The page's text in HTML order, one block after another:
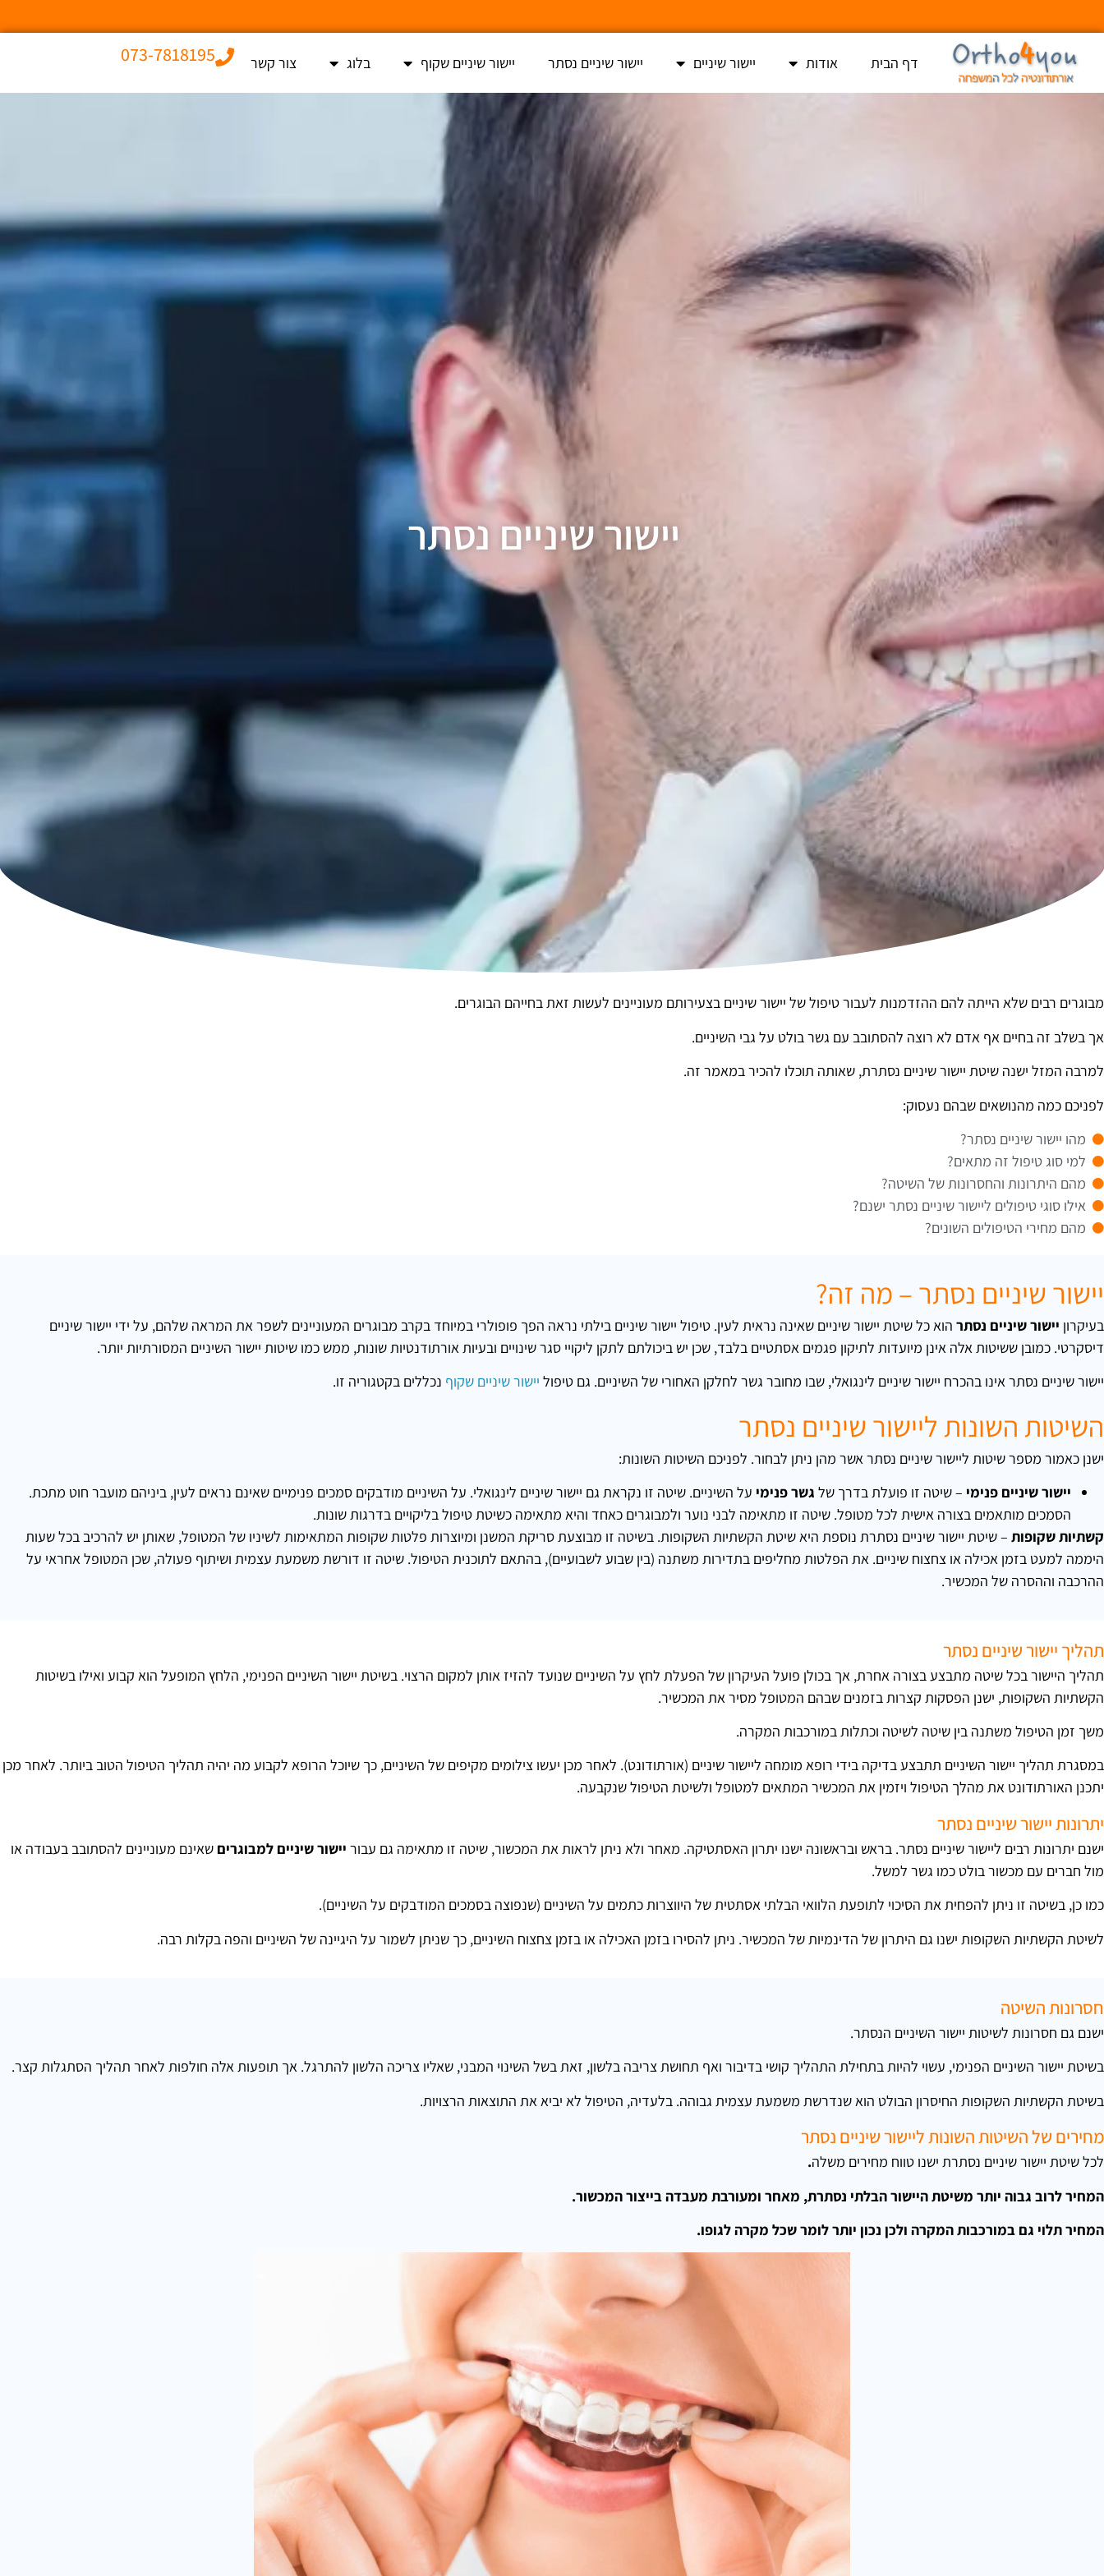
דף הבית אודות יישור שיניים יישור שיניים נסתר יישור שיניים שקוף בלוג צור קשר 073-7818195
יישור שיניים נסתר
מבוגרים רבים שלא הייתה להם ההזדמנות לעבור טיפול של יישור שיניים בצעירותם מעוניינים לעשות זאת בחייהם הבוגרים.
אך בשלב זה בחיים אף אדם לא רוצה להסתובב עם גשר בולט על גבי השיניים.
למרבה המזל ישנה שיטת יישור שיניים נסתרת, שאותה תוכלו להכיר במאמר זה.
לפניכם כמה מהנושאים שבהם נעסוק:
מהו יישור שיניים נסתר?
למי סוג טיפול זה מתאים?
מהם היתרונות והחסרונות של השיטה?
אילו סוגי טיפולים ליישור שיניים נסתר ישנם?
מהם מחירי הטיפולים השונים?
יישור שיניים נסתר – מה זה?
בעיקרון יישור שיניים נסתר הוא כל שיטת יישור שיניים שאינה נראית לעין. טיפול יישור שיניים בילתי נראה הפך פופולרי במיוחד בקרב מבוגרים המעוניינים לשפר את המראה שלהם, על ידי יישור שיניים
דיסקרטי. כמובן ששיטות אלה אינן מיועדות לתיקון פגמים אסתטיים בלבד, שכן יש ביכולתם לתקן ליקויי סגר שינויים ובעיות אורתודנטיות שונות, ממש כמו שיטות יישור השיניים המסורתיות יותר.
יישור שיניים נסתר אינו בהכרח יישור שיניים לינגואלי, שבו מחובר גשר לחלקן האחורי של השיניים. גם טיפול יישור שיניים שקוף נכללים בקטגוריה זו.
השיטות השונות ליישור שיניים נסתר
ישנן כאמור מספר שיטות ליישור שיניים נסתר אשר מהן ניתן לבחור. לפניכם השיטות השונות:
יישור שיניים פנימי – שיטה זו פועלת בדרך של גשר פנימי על השיניים. שיטה זו נקראת גם יישור שיניים לינגואלי. על השיניים מודבקים סמכים פנימיים שאינם נראים לעין, ביניהם מועבר חוט מתכת.
הסמכים מותאמים בצורה אישית לכל מטופל. שיטה זו מתאימה לבני נוער ולמבוגרים כאחד והיא מתאימה כשיטת טיפול בליקויים בדרגות שונות.
קשתיות שקופות – שיטת יישור שיניים נסתרת נוספת היא שיטת הקשתיות השקופות. בשיטה זו מבוצעת סריקת המשנן ומיוצרות פלטות שקופות המתאימות לשיניו של המטופל, שאותן יש להרכיב בכל שעות
היממה למעט בזמן אכילה או צחצוח שיניים. את הפלטות מחליפים בתדירות משתנה (בין שבוע לשבועיים), בהתאם לתוכנית הטיפול. שיטה זו דורשת משמעת עצמית ושיתוף פעולה, שכן המטופל אחראי על
ההרכבה וההסרה של המכשיר.
תהליך יישור שיניים נסתר
תהליך היישור בכל שיטה מתבצע בצורה אחרת, אך בכולן פועל העיקרון של הפעלת לחץ על השיניים שנועד להזיז אותן למקום הרצוי. בשיטת יישור השיניים הפנימי, הלחץ המופעל הוא קבוע ואילו בשיטות
הקשתיות השקופות, ישנן הפסקות קצרות בזמנים שבהם המטופל מסיר את המכשיר.
משך זמן הטיפול משתנה בין שיטה לשיטה וכתלות במורכבות המקרה.
במסגרת תהליך יישור השיניים תתבצע בדיקה בידי רופא מומחה ליישור שיניים (אורתודונט). לאחר מכן יעשו צילומים מקיפים של השיניים, כך שיוכל הרופא לקבוע מה יהיה תהליך הטיפול הטוב ביותר. לאחר מכן
יתכנן האורתודונט את מהלך הטיפול ויזמין את המכשיר המתאים למטופל ולשיטת הטיפול שנקבעה.
יתרונות יישור שיניים נסתר
ישנם יתרונות רבים ליישור שיניים נסתר. בראש ובראשונה ישנו יתרון האסתטיקה. מאחר ולא ניתן לראות את המכשור, שיטה זו מתאימה גם עבור יישור שיניים למבוגרים שאינם מעוניינים להסתובב בעבודה או
מול חברים עם מכשור בולט כמו גשר למשל.
כמו כן, בשיטה זו ניתן להפחית את הסיכוי לתופעת הלוואי הבלתי אסתטית של היווצרות כתמים על השיניים (שנפוצה בסמכים המודבקים על השיניים).
לשיטת הקשתיות השקופות ישנו גם היתרון של הדינמיות של המכשיר. ניתן להסירו בזמן האכילה או בזמן צחצוח השיניים, כך שניתן לשמור על היגיינה של השיניים והפה בקלות רבה.
חסרונות השיטה
ישנם גם חסרונות לשיטות יישור השיניים הנסתר.
בשיטת יישור השיניים הפנימי, עשוי להיות בתחילת התהליך קושי בדיבור ואף תחושת צריבה בלשון, זאת בשל השינוי המבני, שאליו צריכה הלשון להתרגל. אך תופעות אלה חולפות לאחר תהליך הסתגלות קצר.
בשיטת הקשתיות השקופות החיסרון הבולט הוא שנדרשת משמעת עצמית גבוהה. בלעדיה, הטיפול לא יביא את התוצאות הרצויות.
מחירים של השיטות השונות ליישור שיניים נסתר
לכל שיטת יישור שיניים נסתרת ישנו טווח מחירים משלה.
המחיר לרוב גבוה יותר משיטת היישור הבלתי נסתרת, מאחר ומעורבת מעבדה בייצור המכשור.
המחיר תלוי גם במורכבות המקרה ולכן נכון יותר לומר שכל מקרה לגופו.